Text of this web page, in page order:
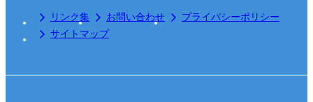
リンク集 お問い合わせ
プライバシーポリシー
サイトマップ